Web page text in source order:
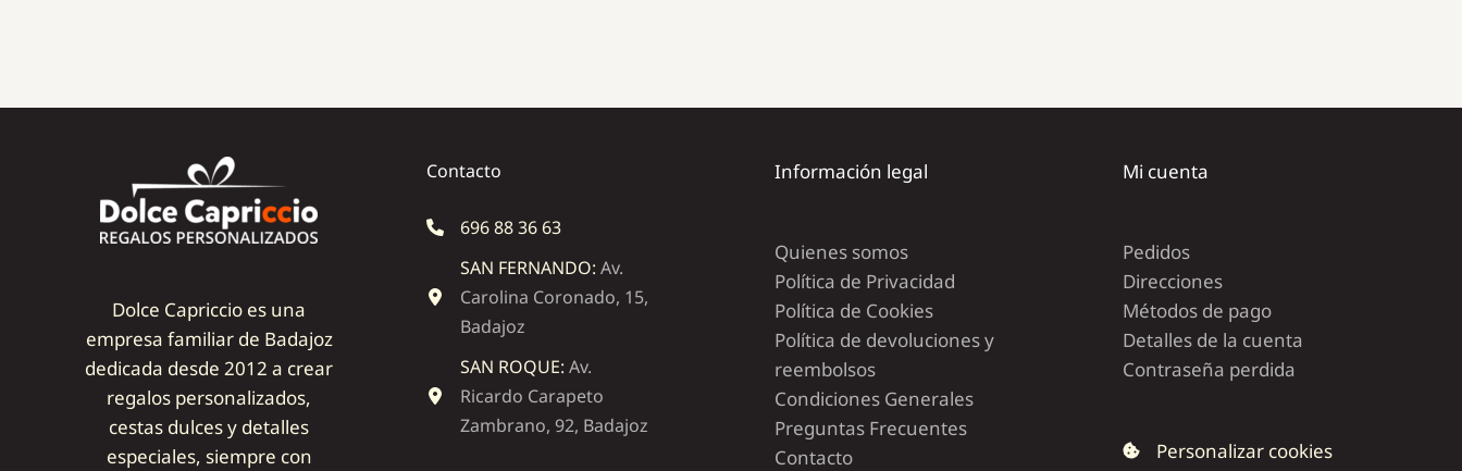
Dolce Capriccio es una
empresa familiar de Badajoz
dedicada desde 2012 a crear
regalos personalizados,
cestas dulces y detalles
especiales, siempre con
Contacto
696 88 36 63
SAN FERNANDO: Av.
Carolina Coronado, 15,
Badajoz
SAN ROQUE: Av.
Ricardo Carapeto
Zambrano, 92, Badajoz
Información legal
Quienes somos
Política de Privacidad
Política de Cookies
Política de devoluciones y
reembolsos
Condiciones Generales
Preguntas Frecuentes
Contacto
Mi cuenta
Pedidos
Direcciones
Métodos de pago
Detalles de la cuenta
Contraseña perdida
Personalizar cookies